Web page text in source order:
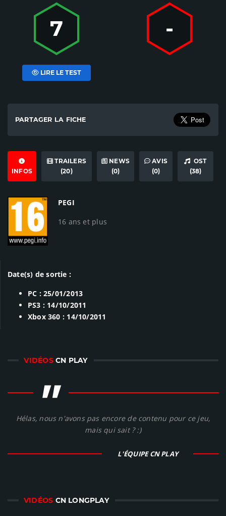
7
LIRE LE TEST
-
PARTAGER LA FICHE
INFOS
TRAILERS
(20)
NEWS
(0)
AVIS
(0)
OST
(38)
PEGI
16 ans et plus
Date(s) de sortie :
PC : 25/01/2013
PS3 : 14/10/2011
Xbox 360 : 14/10/2011
VIDÉOSCN PLAY
"
Hélas, nous n'avons pas encore de contenu pour ce jeu,
mais qui sait ? :)
L'ÉQUIPE CN PLAY
VIDÉOS CN LONGPLAY